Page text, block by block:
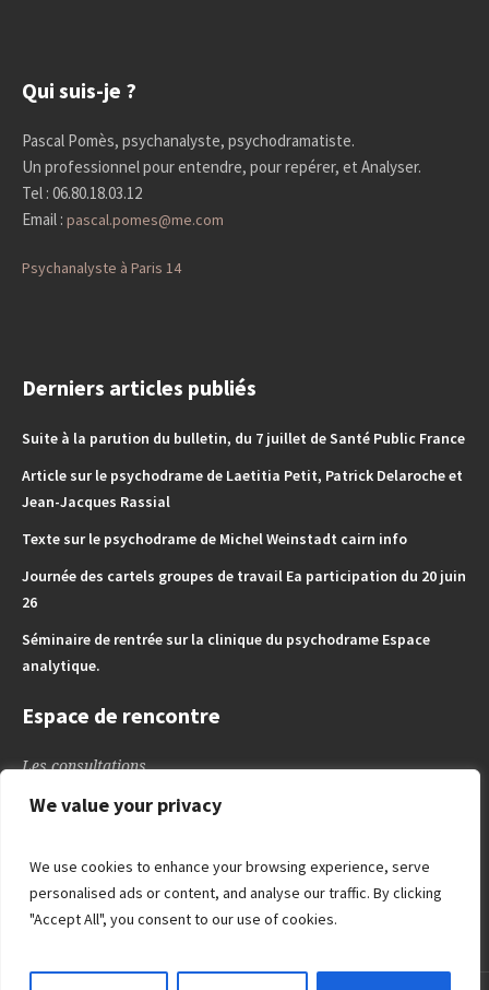
We value your privacy
We use cookies to enhance your browsing experience, serve
personalised ads or content, and analyse our traffic. By clicking
"Accept All", you consent to our use of cookies.
Qui suis-je ?
Pascal Pomès, psychanalyste, psychodramatiste.
Un professionnel pour entendre, pour repérer, et Analyser.
Tel : 06.80.18.03.12
Email :pascal.pomes@me.com
Psychanalyste à Paris 14
Derniers articles publiés
Suite à la parution du bulletin, du 7 juillet de Santé Public France
Article sur le psychodrame de Laetitia Petit, Patrick Delaroche et
Jean-Jacques Rassial
Texte sur le psychodrame de Michel Weinstadt cairn info
Journée des cartels groupes de travail Ea participation du 20 juin
26
Séminaire de rentrée sur la clinique du psychodrame Espace
analytique.
Espace de rencontre
Les consultations
L’espace de l’adulte
Liens utiles